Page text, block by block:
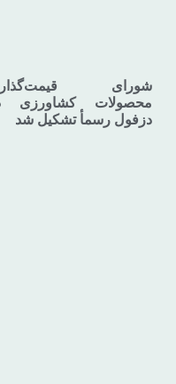
شورای
محصولات کشاورزی
دزفول رسمأ تشکیل شد